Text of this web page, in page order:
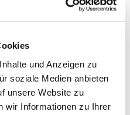
und Anzeigen zu
soziale Medien anbieten
unsere Website zu
wir Informationen zu Ihrer
StarMoney Basic 15
GmbH